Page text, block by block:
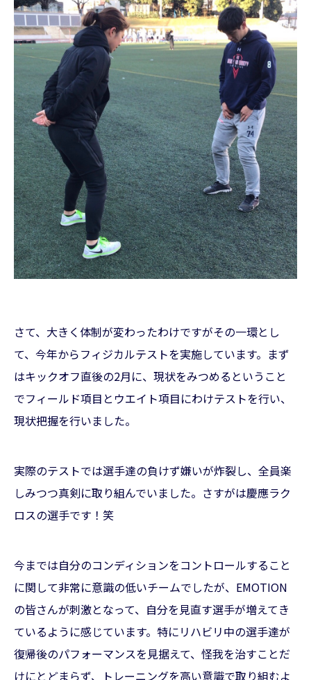
さて、大きく体制が変わったわけですがその一環とし
て、今年からフィジカルテストを実施しています。まず
はキックオフ直後の2月に、現状をみつめるということ
でフィールド項目とウエイト項目にわけテストを行い、
現状把握を行いました。
実際のテストでは選手達の負けず嫌いが炸裂し、全員楽
しみつつ真剣に取り組んでいました。さすがは慶應ラク
ロスの選手です！笑
今までは自分のコンディションをコントロールすること
に関して非常に意識の低いチームでしたが、EMOTION
の皆さんが刺激となって、自分を見直す選手が増えてき
ているように感じています。特にリハビリ中の選手達が
復帰後のパフォーマンスを見据えて、怪我を治すことだ
けにとどまらず、トレーニングを高い意識で取り組むよ